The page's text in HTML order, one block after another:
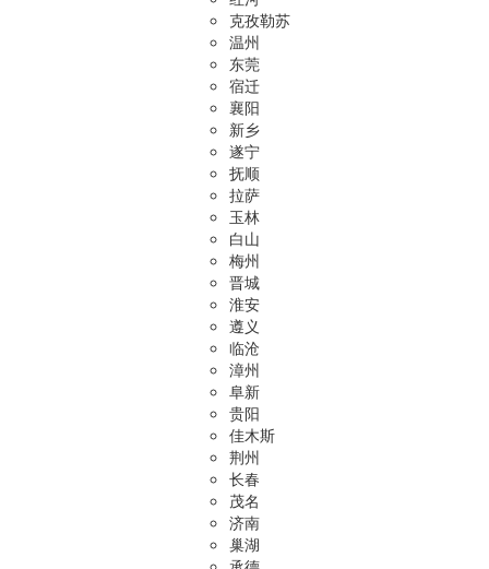
克孜勒苏
温州
东莞
宿迁
襄阳
新乡
遂宁
抚顺
拉萨
玉林
白山
梅州
晋城
淮安
遵义
临沧
漳州
阜新
贵阳
佳木斯
荆州
长春
茂名
济南
巢湖